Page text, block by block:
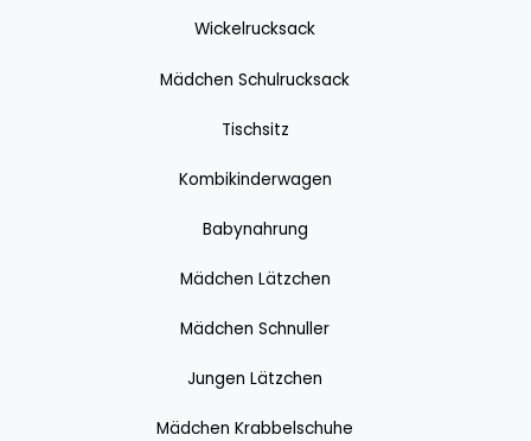
Wickelrucksack
Mädchen Schulrucksack
Tischsitz
Kombikinderwagen
Babynahrung
Mädchen Lätzchen
Mädchen Schnuller
Jungen Lätzchen
Mädchen Krabbelschuhe